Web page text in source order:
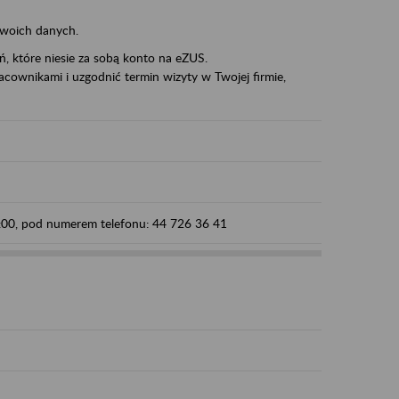
danych.
które niesie za sobą konto na eZUS.
i uzgodnić termin wizyty w Twojej firmie,
pod numerem telefonu: 44 726 36 41